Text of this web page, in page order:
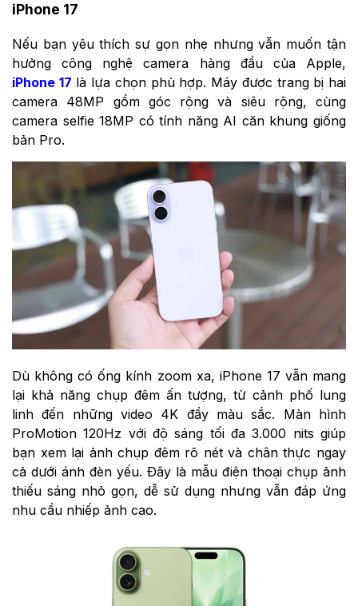
iPhone 17
Nếu bạn yêu thích sự gọn nhẹ nhưng vẫn muốn tận
hưởng công nghệ camera hàng đầu của Apple,
iPhone 17 là lựa chọn phù hợp. Máy được trang bị hai
camera 48MP gồm góc rộng và siêu rộng, cùng
camera selfie 18MP có tính năng AI căn khung giống
bản Pro.
Dù không có ống kính zoom xa, iPhone 17 vẫn mang
lại khả năng chụp đêm ấn tượng, từ cảnh phố lung
linh đến những video 4K đầy màu sắc. Màn hình
ProMotion 120Hz với độ sáng tối đa 3.000 nits giúp
bạn xem lại ảnh chụp đêm rõ nét và chân thực ngay
cả dưới ánh đèn yếu. Đây là mẫu điện thoại chụp ảnh
thiếu sáng nhỏ gọn, dễ sử dụng nhưng vẫn đáp ứng
nhu cầu nhiếp ảnh cao.